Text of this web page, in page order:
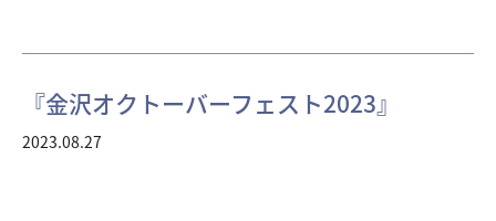
『金沢オクトーバーフェスト2023』
2023.08.27